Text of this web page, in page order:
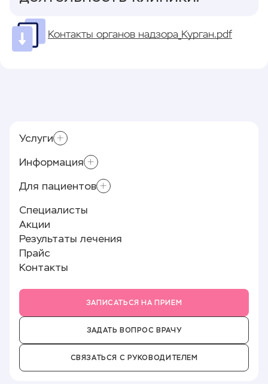
Контакты органов надзора_Курган.pdf
Услуги
Склеротерапия
Приём хирурга-флеболога
Минифлебэктомия
Лазерное лечение варикоза (ЭВЛК)
Информация
Контролирующие органы
Реквизиты
О клинике
Отзывы
Новости
Вакансии
Для пациентов
Памятка пациенту
Полезные статьи
Специалисты
Акции
Результаты лечения
Прайс
Контакты
ЗАПИСАТЬСЯ НА ПРИЕМ
ЗАДАТЬ ВОПРОС ВРАЧУ
СВЯЗАТЬСЯ С РУКОВОДИТЕЛЕМ